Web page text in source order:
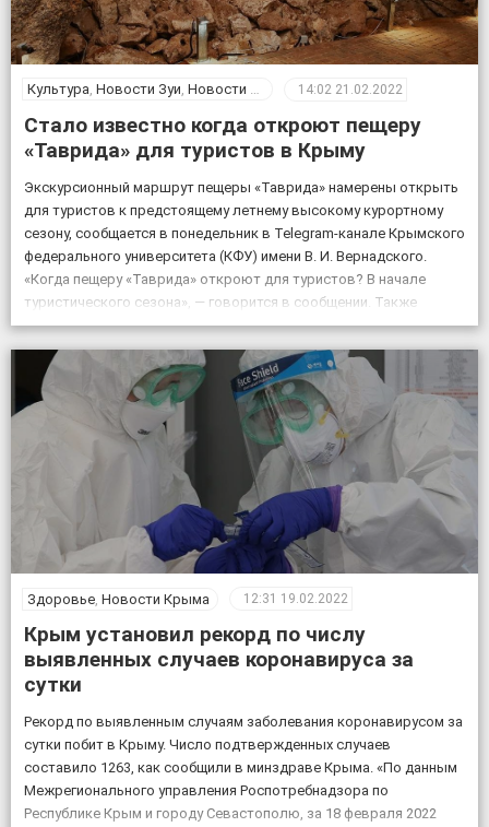
Культура, Новости Зуи, Новости Крыма 14:02 21.02.2022
Стало известно когда откроют пещеру
«Таврида» для туристов в Крыму
Экскурсионный маршрут пещеры «Таврида» намерены открыть
для туристов к предстоящему летнему высокому курортному
сезону, сообщается в понедельник в Telegram-канале Крымского
федерального университета (КФУ) имени В. И. Вернадского.
«Когда пещеру «Таврида» откроют для туристов? В начале
туристического сезона», — говорится в сообщении. Также
отмечается, что посещение «Тавриды» будет полностью
безопасным. За возможным движением грунтов и камней […]
Здоровье Новости Крыма 12:31 19.02.2022
Крым установил рекорд по числу
выявленных случаев коронавируса за
сутки
Рекорд по выявленным случаям заболевания коронавирусом за
сутки побит в Крыму. Число подтвержденных случаев
составило 1263, как сообщили в минздраве Крыма. «По данным
Межрегионального управления Роспотребнадзора по
Республике Крым и городу Севастополю, за 18 февраля 2022